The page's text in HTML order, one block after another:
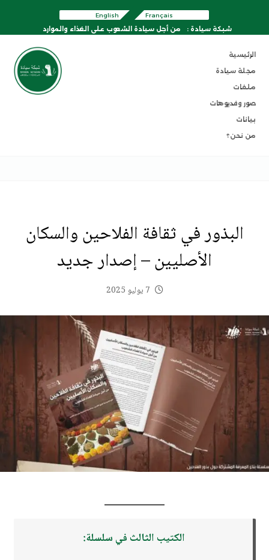
Français
English
شبكة سيادة :
من أجل سيادة الشعوب على الغذاء والموارد
الرئيسية
مجلة سيادة
ملفات
صور وفديوهات
بيانات
من نحن؟
البذور في ثقافة الفلاحين والسكان
الأصليين – إصدار جديد
7 يوليو 2025
الكتيب الثالث في سلسلة: